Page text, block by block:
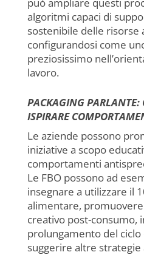
algoritmi capaci di
sostenibile delle risorse
configurandosi come
preziosissimo
lavoro.
PACKAGING PARLANTE:
ISPIRARE
Le aziende possono
iniziative a scopo
comportamenti
Le FBO possono ad
insegnare a utilizzare il
alimentare,
creativo post-consumo,
prolungamento del
suggerire altre strategie